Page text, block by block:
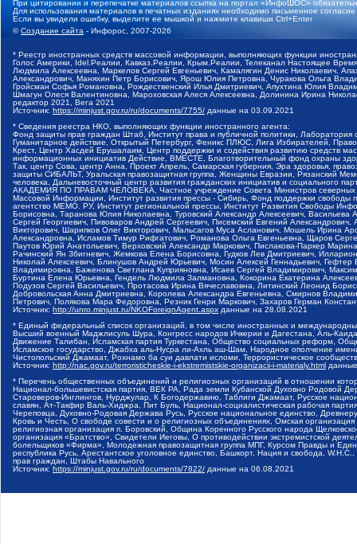
При цитировании и перепечатке материалов ссылка на портал «ИнфоШОС»
Для использования материалов в печатных изданиях необходимо письменное
Если вы увидели ошибку, выделите ее мышкой и нажмите клавиши Ctrl+Enter
©Создание сайта - Инфорос, 2007-2026
* Реестр иностранных средств массовой информации, выполняющих функции
Голос Америки, Idel.Реалии, Кавказ.Реалии, Крым.Реалии, Телеканал Настоящее
Людмила Алексеевна, Маркелов Сергей Евгеньевич, Камалягин Денис Николаевич,
Александрович, Маняхин Петр Борисович, Ярош Юлия Петровна, Чуракова Ольга
Гройсман Софья Романовна, Рождественский Илья Дмитриевич, Апухтина Юлия
Шмагун Олеся Валентиновна, Мароховская Алеся Алексеевна, Долинина Ирина
редактор 2021, Вега 2021
Источник: https://minjust.gov.ru/ru/documents/7755/ данные на 03.09.2021
* Сведения реестра НКО, выполняющих функции иностранного агента:
Фонд защиты прав граждан Штаб, Институт права и публичной политики,
Гуманитарное действие, Открытый Петербург, Феникс ПЛЮС, Лига Избирателей,
Крест, Центр Хасдей Ерушалаим, Центр поддержки и содействия развитию средств
информационных инициатив Действие, ВМЕСТЕ, Благотворительный фонд охраны
Так, центр Сова, центр Анна, Проект Апрель, Самарская губерния, Эра здоровья,
защиты СИБАЛЬТ, Уральская правозащитная группа, Женщины Евразии, Рязанский
человека, Дальневосточный центр развития гражданских инициатив и социального
АКАДЕМИЯ ПО ПРАВАМ ЧЕЛОВЕКА, Частное учреждение Совета Министров северных
Массовой Информации, Институт развития прессы - Сибирь, Фонд поддержки
агентство МЕМО. РУ, Институт региональной прессы, Институт Развития Свободы
Борисовна, Таранова Юлия Николаевна, Туровский Александр Алексеевич,
Сергей Георгиевич, Пивоваров Андрей Сергеевич, Писемский Евгений
Викторович, Шарипков Олег Викторович, Мальсагов Муса Асланович, Мошель Ирина
Александровна, Исламов Тимур Рифгатович, Романова Ольга Евгеньевна, Щаров
Паутов Юрий Анатольевич, Верховский Александр Маркович, Пислакова-Паркер
Рачинский Ян Збигневич, Жемкова Елена Борисовна, Гудков Лев Дмитриевич,
Николай Алексеевич, Блинушов Андрей Юрьевич, Мосин Алексей Геннадьевич,
Владимировна, Баженова Светлана Куприяновна, Исаев Сергей Владимирович,
Буртина Елена Юрьевна, Гендель Людмила Залмановна, Кокорина Екатерина
Подузов Сергей Васильевич, Протасова Ирина Вячеславовна, Литинский Леонид
Добровольская Анна Дмитриевна, Королева Александра Евгеньевна, Смирнов
Петрович, Полякова Мара Федоровна, Резник Генри Маркович, Захаров Герман
Источник: http://unro.minjust.ru/NKOForeignAgent.aspx данные на 28.08.2021
* Единый федеральный список организаций, в том числе иностранных и
Высший военный Маджлисуль Шура, Конгресс народов Ичкерии и Дагестана, Аль-
Движение Талибан, Исламская партия Туркестана, Общество социальных реформ,
Исламское государство, Джабха аль-Нусра ли-Ахль аш-Шам, Народное ополчение
Чистопольский Джамаат, Рохнамо ба суи давлати исломи, Террористическое
Источник: http://nac.gov.ru/terroristicheskie-i-ekstremistskie-organizacii-i-materialy.html
* Перечень общественных объединений и религиозных организаций в отношении
Национал-большевистская партия, ВЕК РА, Рада земли Кубанской Духовно Родовой
Староверов-Инглингов, Нурджулар, К Богодержавию, Таблиги Джамаат, Русское
славян, Ат-Такфир Валь-Хиджра, Пит Буль, Национал-социалистическая рабочая
Череповца, Духовно-Родовая Держава Русь, Русское национальное единство,
Кровь и Честь, О свободе совести и о религиозных объединениях, Омская
религиозная организация п. Боровский, Община Коренного Русского народа
организация «Братство», Свидетели Иеговы, О противодействии экстремистской
болельщиков «Фирма», Молодежная правозащитная группа МПГ, Курсом Правды и
республика Русь, Арестантское уголовное единство, Башкорт, Нация и свобода,
прав граждан, Штабы Навального
Источник: https://minjust.gov.ru/ru/documents/7822/ данные на 06.08.2021